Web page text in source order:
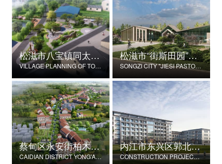
松滋市八宝镇同太湖村村庄规划
VILLAGE PLANNING OF TONGTAIHU VILLAGE, BABAO TOWN, SONGZI CITY
松滋市“街斯田园”美丽乡村示范片建设项目
SONGZI CITY "JIESI PASTORAL" BEAUTIFUL RURAL DEMONSTRATION FILM CONSTRUCTION PROJECT
蔡甸区永安街柏木村郭家庄湾省级美丽乡村试点建设项目
CAIDIAN DISTRICT YONG'AN STREET CYPRESS VILLAGE GUOJIAZHUANG BAY PROVINCIAL BEAUTIFUL VILLAGE PILOT CONSTRUCTION PROJECT
内江市东兴区郭北养老服务中心建设项目
CONSTRUCTION PROJECT OF GUOBEI ELDERLY SERVICE CENTER IN DONGXING DISTRICT, NEIJIANG CITY